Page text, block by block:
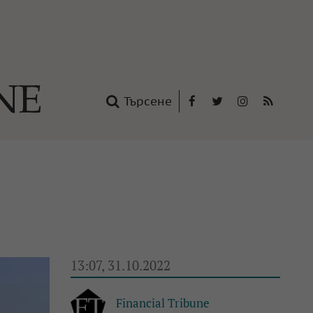
Търсене
13:07, 31.10.2022
Financial Tribune